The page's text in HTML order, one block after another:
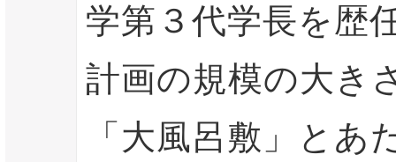
学第３代学長を歴
計画の規模の大き
「大風呂敷」とあ